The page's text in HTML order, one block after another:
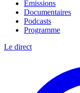
Émissions
Documentaires
Podcasts
Programme
Le direct